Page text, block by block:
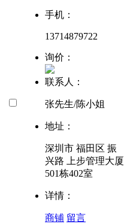
手机：
13714879722
询价：
联系人：
张先生/陈小姐
地址：
深圳市 福田区 振
兴路 上步管理大厦
501栋402室
详情：
商铺 留言